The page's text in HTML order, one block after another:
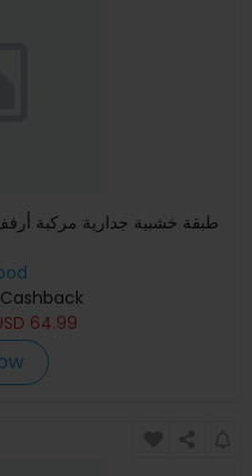
2 طبقة خشبية جدارية مركبة
64.99